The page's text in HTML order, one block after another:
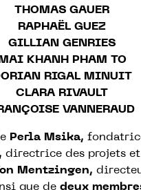
THOMAS GAUER
RAPHAËL GUEZ
GILLIAN GENRIES
MAI KHANH PHAM TO
RIGAL MINUIT
CLARA RIVAULT
VANNERAUD
Perla Msika,
, directrice des projets et
Mentzingen,
que de deux